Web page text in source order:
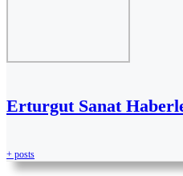
Erturgut Sanat
+ posts